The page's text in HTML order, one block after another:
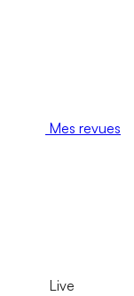
Mes revues
Live